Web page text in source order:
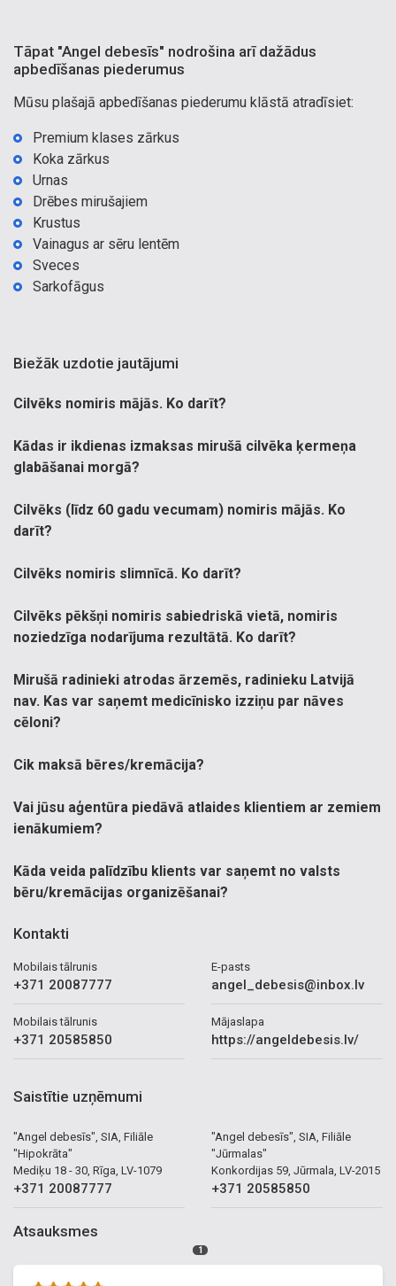
Tāpat "Angel debesīs" nodrošina arī dažādus
apbedīšanas piederumus
Mūsu plašajā apbedīšanas piederumu klāstā atradīsiet:
Premium klases zārkus
Koka zārkus
Urnas
Drēbes mirušajiem
Krustus
Vainagus ar sēru lentēm
Sveces
Sarkofāgus
Biežāk uzdotie jautājumi
Cilvēks nomiris mājās. Ko darīt?
Kādas ir ikdienas izmaksas mirušā cilvēka ķermeņa
glabāšanai morgā?
Cilvēks (līdz 60 gadu vecumam) nomiris mājās. Ko
darīt?
Cilvēks nomiris slimnīcā. Ko darīt?
Cilvēks pēkšņi nomiris sabiedriskā vietā, nomiris
noziedzīga nodarījuma rezultātā. Ko darīt?
Mirušā radinieki atrodas ārzemēs, radinieku Latvijā
nav. Kas var saņemt medicīnisko izziņu par nāves
cēloni?
Cik maksā bēres/kremācija?
Vai jūsu aģentūra piedāvā atlaides klientiem ar zemiem
ienākumiem?
Kāda veida palīdzību klients var saņemt no valsts
bēru/kremācijas organizēšanai?
Kontakti
Mobilais tālrunis
+371 20087777
Mobilais tālrunis
+371 20585850
E-pasts
angel_debesis@inbox.lv
Mājaslapa
https://angeldebesis.lv/
Saistītie uzņēmumi
"Angel debesīs", SIA, Filiāle
"Hipokrāta"
Mediķu 18 - 30, Rīga, LV-1079
+371 20087777
"Angel debesīs", SIA, Filiāle
"Jūrmalas"
Konkordijas 59, Jūrmala, LV-2015
+371 20585850
Atsauksmes
1